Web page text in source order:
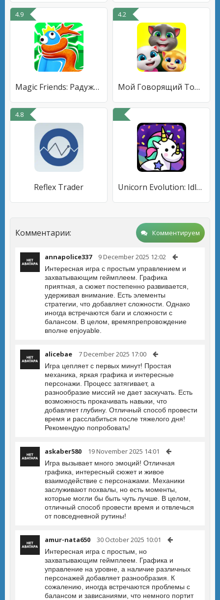
4.9
Magic Friends: Радужные Друзья
4.2
Мой Говорящий Том: Друзья
4.8
Reflex Trader Unicorn Evolution: Idle Catch
Комментарии: Комментируем
annapolice337 9 December 2025 12:02
Интересная игра с простым управлением и
захватывающим геймплеем. Графика
приятная, а сюжет постепенно развивается,
удерживая внимание. Есть элементы
стратегии, что добавляет сложности. Однако
иногда встречаются баги и сложности с
балансом. В целом, времяпрепровождение
вполне enjoyable.
alicebae 7 December 2025 17:00
Игра цепляет с первых минут! Простая
механика, яркая графика и интересные
персонажи. Процесс затягивает, а
разнообразие миссий не дает заскучать. Есть
возможность прокачивать навыки, что
добавляет глубину. Отличный способ провести
время и расслабиться после тяжелого дня!
Рекомендую попробовать!
askaber580 19 November 2025 14:01
Игра вызывает много эмоций! Отличная
графика, интересный сюжет и живое
взаимодействие с персонажами. Механики
заслуживают похвалы, но есть моменты,
которые могли бы быть чуть лучше. В целом,
отличный способ провести время и отвлечься
от повседневной рутины!
amur-nata650 30 October 2025 10:01
Интересная игра с простым, но
захватывающим геймплеем. Графика и
управление на уровне, а наличие различных
персонажей добавляет разнообразия. К
сожалению, иногда встречаются проблемы с
балансом и зависаниями, что немного портит